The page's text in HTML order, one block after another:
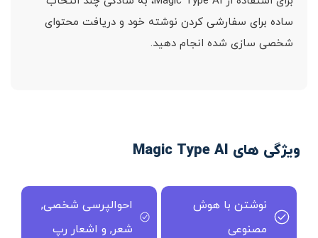
ساده برای سفارشی کردن نوشته خود و دریافت محتوای
شخصی سازی شده انجام دهید.
ویژگی های Magic Type AI
نوشتن با هوش
مصنوعی
احوالپرسی شخصی,
شعر, و اشعار رپ